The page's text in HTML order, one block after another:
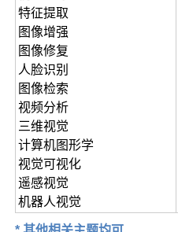
特征提取
图像增强
图像修复
人脸识别
图像检索
视频分析
三维视觉
计算机图形学
视觉可视化
遥感视觉
机器人视觉